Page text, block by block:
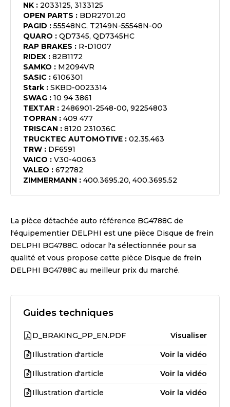
NK : 2033125, 3133125
OPEN PARTS : BDR2701.20
PAGID : 55548NC, T2149N-55548N-00
QUARO : QD7345, QD7345HC
RAP BRAKES : R-D1007
RIDEX : 82B1172
SAMKO : M2094VR
SASIC : 6106301
Stark : SKBD-0023314
SWAG : 10 94 3861
TEXTAR : 2486901-2548-00, 92254803
TOPRAN : 409 477
TRISCAN : 8120 231036C
TRUCKTEC AUTOMOTIVE : 02.35.463
TRW : DF6591
VAICO : V30-40063
VALEO : 672782
ZIMMERMANN : 400.3695.20, 400.3695.52
La pièce détachée auto référence BG4788C de
l'équipementier DELPHI est une pièce Disque de frein
DELPHI BG4788C. odocar l'a sélectionnée pour sa
qualité et vous propose cette pièce Disque de frein
DELPHI BG4788C au meilleur prix du marché.
Guides techniques
D_BRAKING_PP_EN.PDF Visualiser
Illustration d'article Voir la vidéo
Illustration d'article Voir la vidéo
Illustration d'article Voir la vidéo